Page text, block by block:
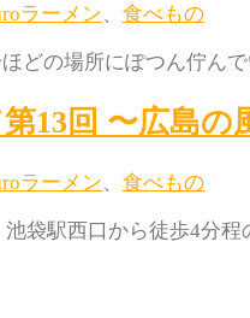
ラーメン、 食べもの
どの場所にぽつん佇ん
13回 〜広島の
ラーメン、 食べもの
袋駅西口から徒歩4分